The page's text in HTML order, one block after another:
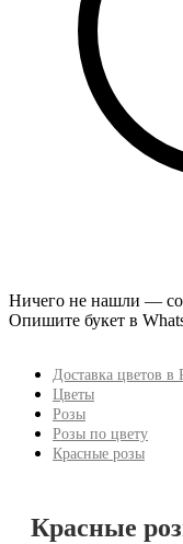
Ничего не нашли —
Опишите букет в
Доставка цветов в
Цветы
Розы
Розы по цвету
Красные розы
Красные